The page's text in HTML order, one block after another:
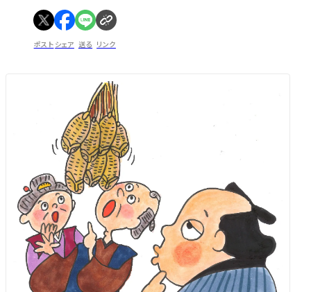
ポスト シェア 送る リンク